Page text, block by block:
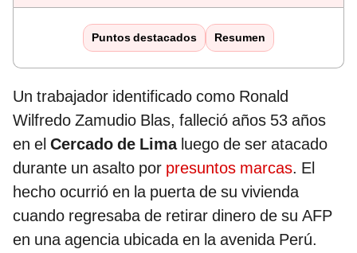
Puntos destacados Resumen
Un trabajador identificado como Ronald
Wilfredo Zamudio Blas, falleció años 53 años
en el Cercado de Limaluego de ser atacado
durante un asalto por presuntos marcas. El
hecho ocurrió en la puerta de su vivienda
cuando regresaba de retirar dinero de su AFP
en una agencia ubicada en la avenida Perú.